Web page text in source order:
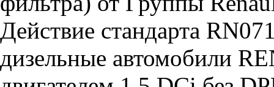
Действие стандарта
дизельные автомобили